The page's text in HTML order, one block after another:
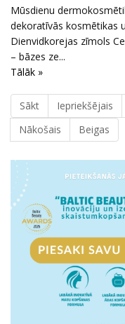
Mūsdienu
dekoratīvās kosmētikas
Dienvidkorejas zīmols
– bāzes ze...
Tālāk »
Sākt Iepriekšējais
Nākošais
Beigas